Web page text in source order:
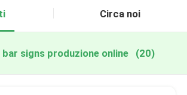
Circa noi
bar signs produzione online (20)